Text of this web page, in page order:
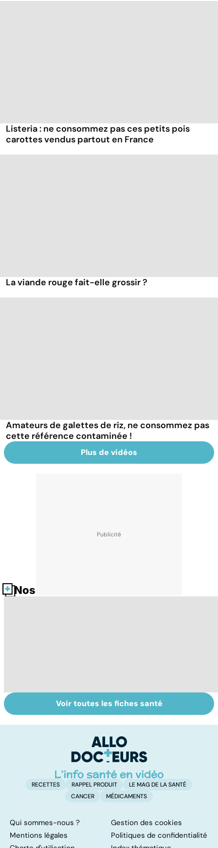
Listeria : ne consommez pas ces petits pois
carottes vendus partout en France
La viande rouge fait-elle grossir ?
Amateurs de galettes de riz, ne consommez pas
cette référence contaminée !
Plus de vidéos
Nos fiches santé
Intoxications
alimentaires :
Les dangers de la
malbouffe
Voir toutes les fiches santé
RECETTES RAPPEL PRODUIT
LE MAG DE LA SANTÉ
CANCER
MÉDICAMENTS
Qui sommes-nous ?
Gestion des cookies
Mentions légales
Politiques de confidentialité